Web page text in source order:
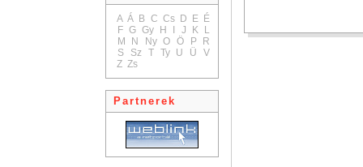
A Á B C Cs D E É
F G Gy H J K
L
M
N Ny O Ö P
R
S
Sz T Ty U Ü
V
Z Zs
Partnerek